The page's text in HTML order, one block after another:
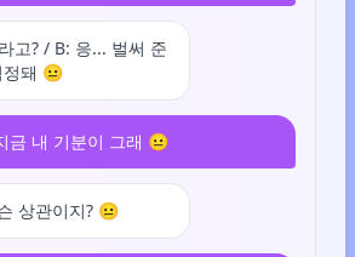
고? / B: 응... 벌써 준
정돼 😐
금 내 기분이 그래 😐
상관이지? 😐